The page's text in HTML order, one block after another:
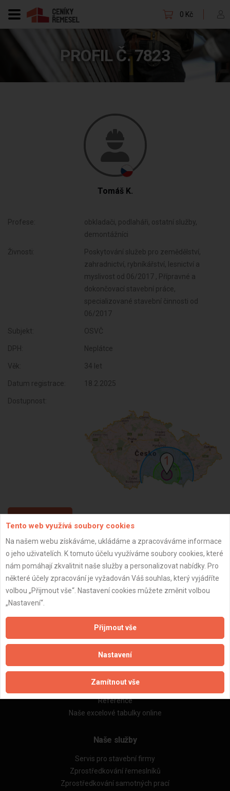
0 Kč
PROFIL Č. 7823
Tomáš K.
Profese:
obkladači, podlaháři, ostatní služby,
demontážníci
Živnosti:
Poskytování služeb pro zemědělství,
zahradnictví, rybníkářství, lesnictví a
myslivost od 06/2017 , Přípravné a
dokončovací stavební práce,
specializované stavební činnosti od
06/2017
Subjekt: OSVČ
DPH: Neplátce
Věk: 34 let
Datum registrace: 18.2.2025
Dostupnost:
ZPĚT
Aktualizováno z portálu ARES dne 27.02.2025 15:31:45
Naše firmy a řemeslníci
Zpracování a ochrana osobních údajů
Reference
Naše excelové tabulky online
Naše služby
Servis pro stavební firmy
Zprostředkování řemeslníků
Zprostředkování samotných prací
Tento web využívá soubory cookies
Na našem webu získáváme, ukládáme a zpracováváme informace
o jeho uživatelích. K tomuto účelu využíváme soubory cookies, které
nám pomáhají zkvalitnit naše služby a personalizovat nabídky. Pro
některé účely zpracování je vyžadován Váš souhlas, který vyjádříte
volbou „Přijmout vše“. Nastavení cookies můžete změnit volbou
„Nastavení“.
Přijmout vše
Nastavení
Zamítnout vše